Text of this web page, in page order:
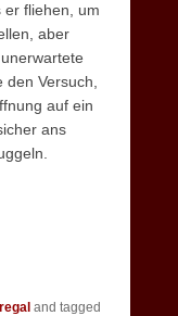
er fliehen, um
aber
Versuch,
auf ein
ans
and tagged